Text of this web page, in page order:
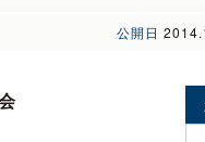
公開日